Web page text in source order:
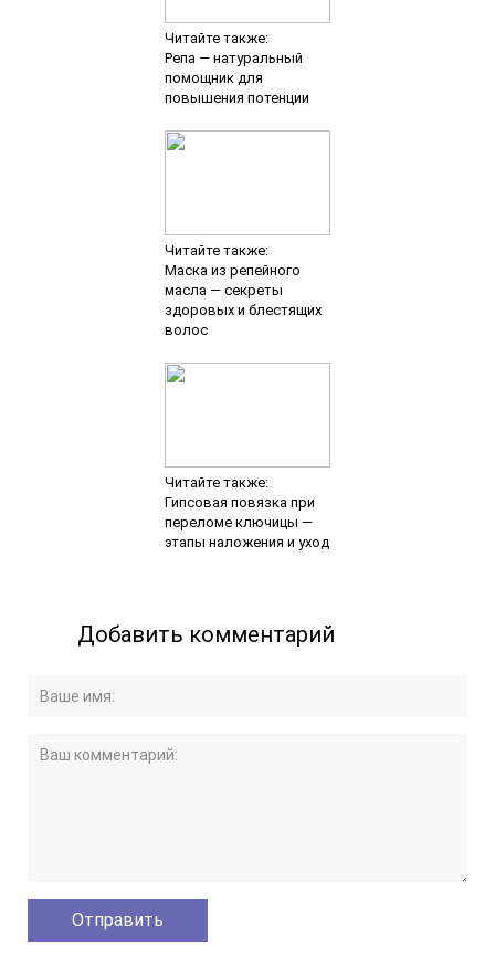
Читайте также:
Репа — натуральный
помощник для
повышения потенции
Читайте также:
Маска из репейного
масла — секреты
здоровых и блестящих
волос
Читайте также:
Гипсовая повязка при
переломе ключицы —
этапы наложения и уход
Добавить комментарий